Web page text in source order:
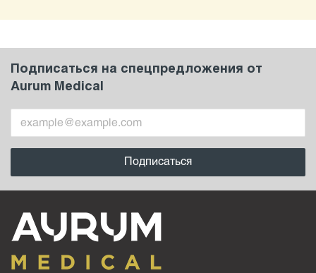
Подписаться на спецпредложения от
Aurum Medical